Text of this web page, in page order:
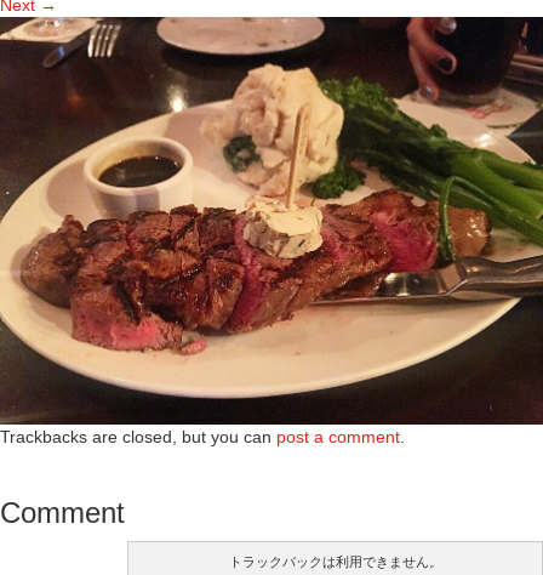
Next →
Trackbacks are closed, but you can post a comment
Comment
トラックバックは利用できません。